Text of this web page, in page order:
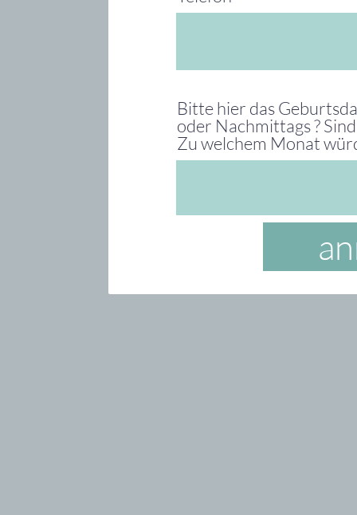
Bitte hier das
oder Nachmittags ?
Zu welchem Monat